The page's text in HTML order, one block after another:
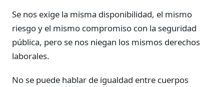
Se nos exige la misma disponibilidad, el mismo
riesgo y el mismo compromiso con la seguridad
pública, pero se nos niegan los mismos derechos
laborales.
No se puede hablar de igualdad entre cuerpos